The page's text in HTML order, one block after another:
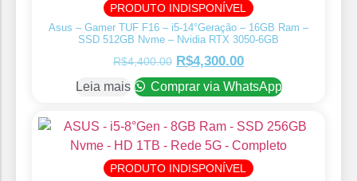
PRODUTO INDISPONÍVEL
Asus – Gamer TUF F16 – i5-14°Geração – 16GB Ram –
SSD 512GB Nvme – Nvidia RTX 3050-6GB
R$4,400.00 R$4,300.00
Leia mais Comprar via WhatsApp
PRODUTO INDISPONÍVEL